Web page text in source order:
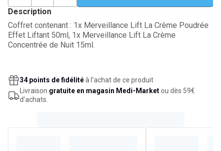
Description
Coffret contenant : 1x Merveillance Lift La Crème Poudrée
Effet Liftant 50ml, 1x Merveillance Lift La Crème
Concentrée de Nuit 15ml.
34 points de fidélitéà l’achat de ce produit
Livraison gratuite en magasin Medi-Marketou dès 59€
d’achats.